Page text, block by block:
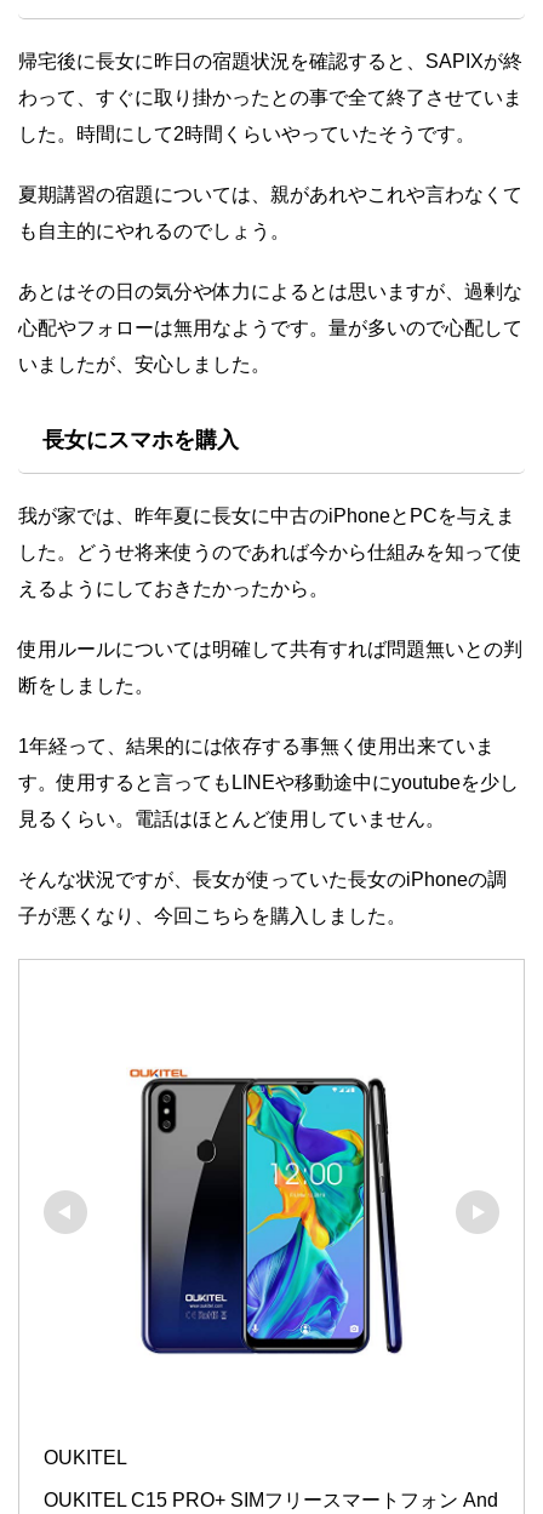
帰宅後に長女に昨日の宿題状況を確認すると、SAPIXが終
わって、すぐに取り掛かったとの事で全て終了させていま
した。時間にして2時間くらいやっていたそうです。
夏期講習の宿題については、親があれやこれや言わなくて
も自主的にやれるのでしょう。
あとはその日の気分や体力によるとは思いますが、過剰な
心配やフォローは無用なようです。量が多いので心配して
いましたが、安心しました。
長女にスマホを購入
我が家では、昨年夏に長女に中古のiPhoneとPCを与えま
した。どうせ将来使うのであれば今から仕組みを知って使
えるようにしておきたかったから。
使用ルールについては明確して共有すれば問題無いとの判
断をしました。
1年経って、結果的には依存する事無く使用出来ていま
す。使用すると言ってもLINEや移動途中にyoutubeを少し
見るくらい。電話はほとんど使用していません。
そんな状況ですが、長女が使っていた長女のiPhoneの調
子が悪くなり、今回こちらを購入しました。
OUKITEL
OUKITEL C15 PRO+ SIMフリースマートフォン And